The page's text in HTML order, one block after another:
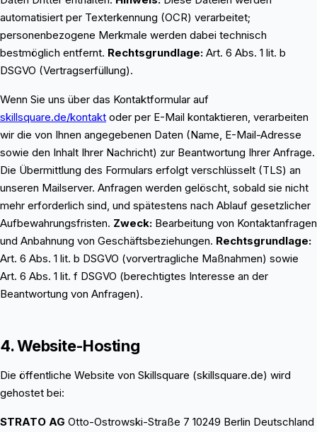
automatisiert per Texterkennung (OCR) verarbeitet;
personenbezogene Merkmale werden dabei technisch
bestmöglich entfernt. Rechtsgrundlage: Art. 6 Abs. 1 lit. b
DSGVO (Vertragserfüllung).
Wenn Sie uns über das Kontaktformular auf
skillsquare.de/kontakt oder per E-Mail kontaktieren, verarbeiten
wir die von Ihnen angegebenen Daten (Name, E-Mail-Adresse
sowie den Inhalt Ihrer Nachricht) zur Beantwortung Ihrer Anfrage.
Die Übermittlung des Formulars erfolgt verschlüsselt (TLS) an
unseren Mailserver. Anfragen werden gelöscht, sobald sie nicht
mehr erforderlich sind, und spätestens nach Ablauf gesetzlicher
Aufbewahrungsfristen. Zweck: Bearbeitung von Kontaktanfragen
und Anbahnung von Geschäftsbeziehungen. Rechtsgrundlage:
Art. 6 Abs. 1 lit. b DSGVO (vorvertragliche Maßnahmen) sowie
Art. 6 Abs. 1 lit. f DSGVO (berechtigtes Interesse an der
Beantwortung von Anfragen).
4. Website-Hosting
Die öffentliche Website von Skillsquare (skillsquare.de) wird
gehostet bei:
STRATO AG Otto-Ostrowski-Straße 7 10249 Berlin Deutschland